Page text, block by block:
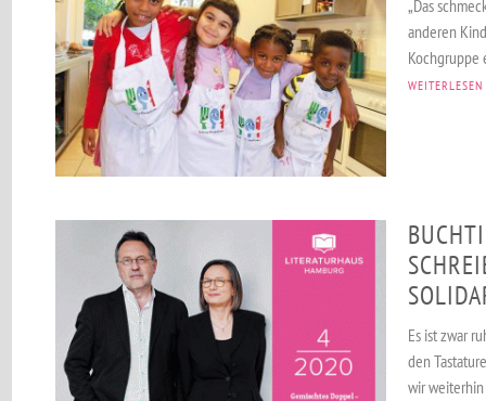
„Das
anderen
Kochgruppe
WEITERLESEN
Es ist zwar
den
wir